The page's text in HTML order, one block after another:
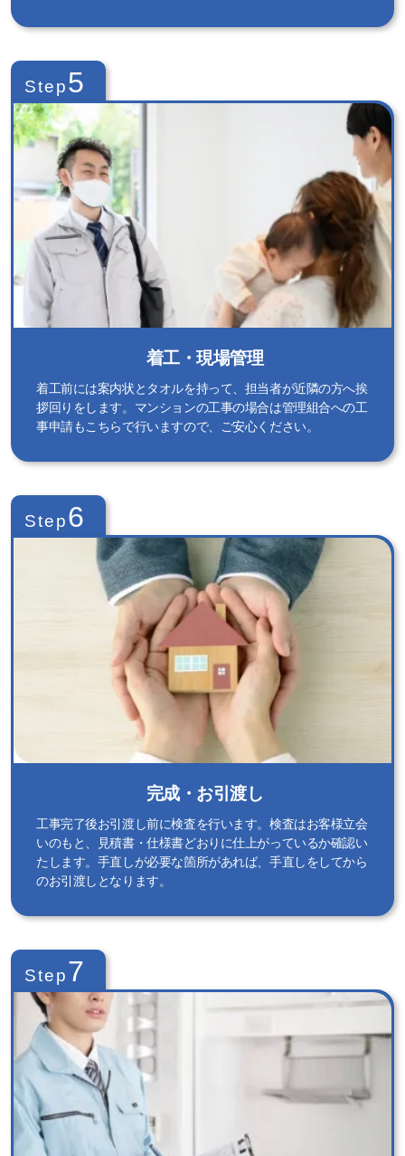
Step5
着工・現場管理
着工前には案内状とタオルを持って、担当者が近隣の方へ挨
拶回りをします。マンションの工事の場合は管理組合への工
事申請もこちらで行いますので、ご安心ください。
Step6
完成・お引渡し
工事完了後お引渡し前に検査を行います。検査はお客様立会
いのもと、見積書・仕様書どおりに仕上がっているか確認い
たします。手直しが必要な箇所があれば、手直しをしてから
のお引渡しとなります。
Step7